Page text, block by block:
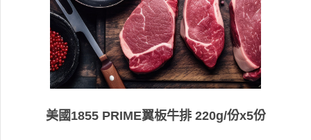
美國1855 PRIME翼板牛排 220g/份x5份